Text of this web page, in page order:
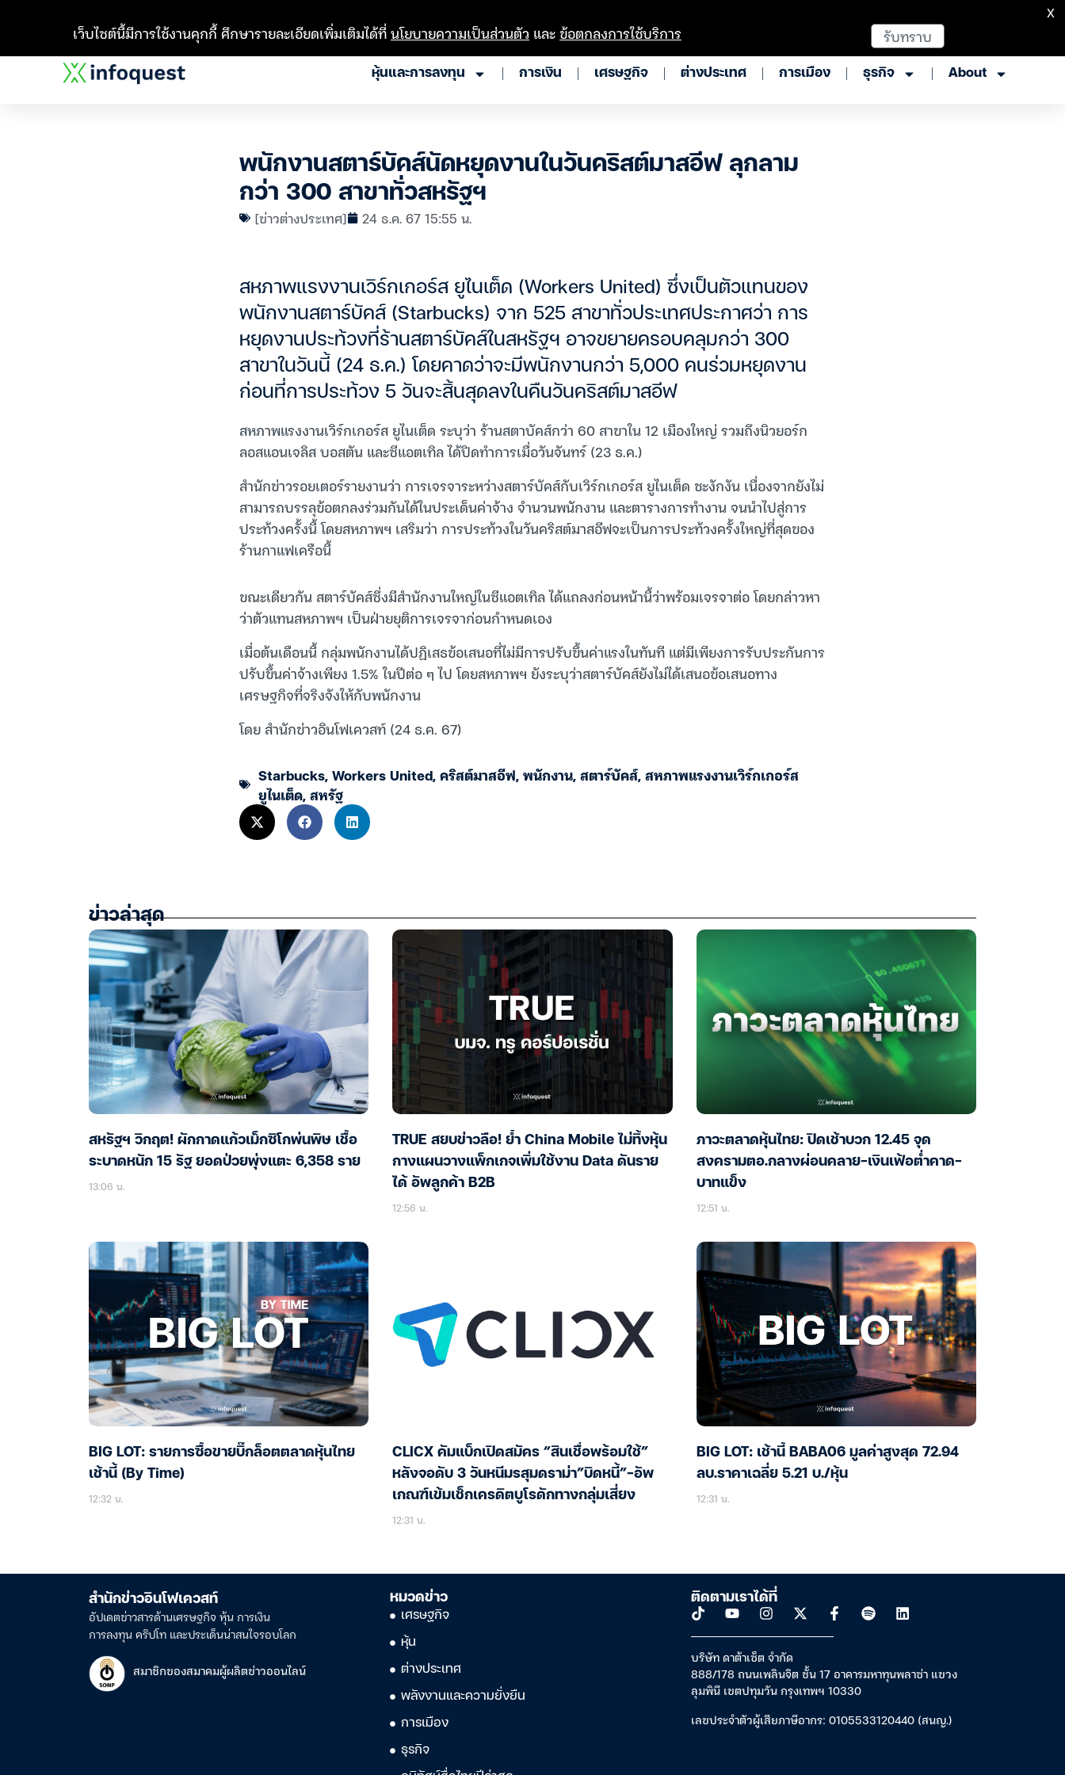
หุ้นและการลงทุน การเงิน เศรษฐกิจ ต่างประเทศ การเมือง ธุรกิจ About
พนักงานสตาร์บัคส์นัดหยุดงานในวันคริสต์มาสอีฟ ลุกลาม
กว่า 300 สาขาทั่วสหรัฐฯ
[ข่าวต่างประเทศ] 24 ธ.ค. 67 15:55 น.
สหภาพแรงงานเวิร์กเกอร์ส ยูไนเต็ด (Workers United) ซึ่งเป็นตัวแทนของ
พนักงานสตาร์บัคส์ (Starbucks) จาก 525 สาขาทั่วประเทศประกาศว่า การ
หยุดงานประท้วงที่ร้านสตาร์บัคส์ในสหรัฐฯ อาจขยายครอบคลุมกว่า 300
สาขาในวันนี้ (24 ธ.ค.) โดยคาดว่าจะมีพนักงานกว่า 5,000 คนร่วมหยุดงาน
ก่อนที่การประท้วง 5 วันจะสิ้นสุดลงในคืนวันคริสต์มาสอีฟ
สหภาพแรงงานเวิร์กเกอร์ส ยูไนเต็ด ระบุว่า ร้านสตาบัคส์กว่า 60 สาขาใน 12 เมืองใหญ่ รวมถึงนิวยอร์ก
ลอสแอนเจลิส บอสตัน และซีแอตเทิล ได้ปิดทำการเมื่อวันจันทร์ (23 ธ.ค.)
สำนักข่าวรอยเตอร์รายงานว่า การเจรจาระหว่างสตาร์บัคส์กับเวิร์กเกอร์ส ยูไนเต็ด ชะงักงัน เนื่องจากยังไม่
สามารถบรรลุข้อตกลงร่วมกันได้ในประเด็นค่าจ้าง จำนวนพนักงาน และตารางการทำงาน จนนำไปสู่การ
ประท้วงครั้งนี้ โดยสหภาพฯ เสริมว่า การประท้วงในวันคริสต์มาสอีฟจะเป็นการประท้วงครั้งใหญ่ที่สุดของ
ร้านกาแฟเครือนี้
ขณะเดียวกัน สตาร์บัคส์ซึ่งมีสำนักงานใหญ่ในซีแอตเทิล ได้แถลงก่อนหน้านี้ว่าพร้อมเจรจาต่อ โดยกล่าวหา
ว่าตัวแทนสหภาพฯ เป็นฝ่ายยุติการเจรจาก่อนกำหนดเอง
เมื่อต้นเดือนนี้ กลุ่มพนักงานได้ปฏิเสธข้อเสนอที่ไม่มีการปรับขึ้นค่าแรงในทันที แต่มีเพียงการรับประกันการ
ปรับขึ้นค่าจ้างเพียง 1.5% ในปีต่อ ๆ ไป โดยสหภาพฯ ยังระบุว่าสตาร์บัคส์ยังไม่ได้เสนอข้อเสนอทาง
เศรษฐกิจที่จริงจังให้กับพนักงาน
โดย สำนักข่าวอินโฟเควสท์ (24 ธ.ค. 67)
Starbucks,Workers United,คริสต์มาสอีฟ,พนักงาน,สตาร์บัคส์,สหภาพแรงงานเวิร์กเกอร์ส
ยูไนเต็ด,สหรัฐ
ข่าวล่าสุด
สหรัฐฯ วิกฤต! ผักกาดแก้วเม็กซิโกพ่นพิษ เชื้อ
ระบาดหนัก 15 รัฐ ยอดป่วยพุ่งแตะ 6,358 ราย
13:06 น.
TRUE สยบข่าวลือ! ย้ำ China Mobile ไม่ทิ้งหุ้น
กางแผนวางแพ็กเกจเพิ่มใช้งาน Data ดันราย
ได้ อัพลูกค้า B2B
12:56 น.
ภาวะตลาดหุ้นไทย: ปิดเช้าบวก 12.45 จุด
สงครามตอ.กลางผ่อนคลาย-เงินเฟ้อต่ำคาด-
บาทแข็ง
12:51 น.
BIG LOT: รายการซื้อขายบิ๊กล็อตตลาดหุ้นไทย
เช้านี้ (By Time)
12:32 น.
CLICX คัมแบ็กเปิดสมัคร “สินเชื่อพร้อมใช้”
หลังจอดับ 3 วันหนีมรสุมดราม่า”บิดหนี้”-อัพ
เกณฑ์เข้มเช็กเครดิตบูโรดักทางกลุ่มเสี่ยง
12:31 น.
BIG LOT: เช้านี้ BABA06 มูลค่าสูงสุด 72.94
ลบ.ราคาเฉลี่ย 5.21 บ./หุ้น
12:31 น.
สำนักข่าวอินโฟเควสท์
อัปเดตข่าวสารด้านเศรษฐกิจ หุ้น การเงิน
การลงทุน คริปโท และประเด็นน่าสนใจรอบโลก
สมาชิกของสมาคมผู้ผลิตข่าวออนไลน์
หมวดข่าว
เศรษฐกิจ
หุ้น
ต่างประเทศ
พลังงานและความยั่งยืน
การเมือง
ธุรกิจ
ติดตามเราได้ที่
บริษัท ดาต้าเซ็ต จำกัด
888/178 ถนนเพลินจิต ชั้น 17 อาคารมหาทุนพลาซ่า แขวง
ลุมพินี เขตปทุมวัน กรุงเทพฯ 10330
เลขประจำตัวผู้เสียภาษีอากร: 0105533120440 (สนญ.)
เว็บไซต์นี้มีการใช้งานคุกกี้ ศึกษารายละเอียดเพิ่มเติมได้ที่นโยบายความเป็นส่วนตัว และข้อตกลงการใช้บริการ รับทราบ
X